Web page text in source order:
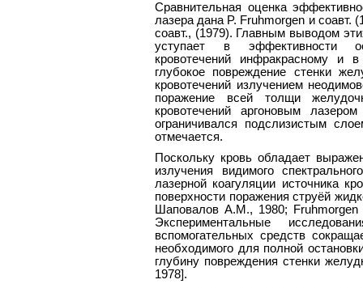
Сравнительная оценка
лазера дана P. Fruhmorgen и соавт.
соавт., (1979). Главным выводом
уступает в эффективности
кровотечений инфракрасному и
глубокое повреждение стенки
кровотечений излучением
поражение всей толщи
кровотечений аргоновым
ограничивался подслизистым
отмечается.
Поскольку кровь обладает
излучения видимого
лазерной коагуляции источника
поверхности поражения струёй
Шаповалов А.М., 1980;
Экспериментальные
вспомогательных средств
необходимого для полной
глубину повреждения стенки
1978].